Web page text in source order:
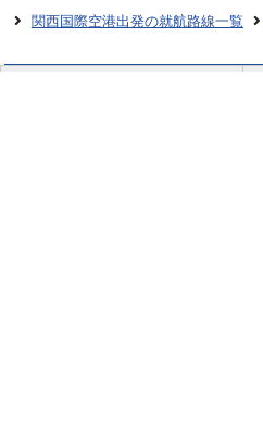
関西国際空港出発の就航路線一覧